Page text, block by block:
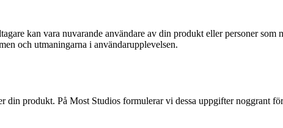
kan vara nuvarande användare av din produkt eller personer
och utmaningarna i användarupplevelsen.
produkt. På Most Studios formulerar vi dessa uppgifter noggrant